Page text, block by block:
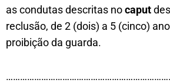
as condutas descritas nocaput
reclusão, de 2 (dois) a 5 (cinco)
proibição da guarda.